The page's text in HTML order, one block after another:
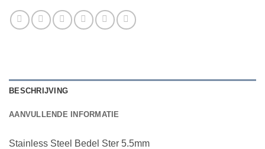
BESCHRIJVING
AANVULLENDE INFORMATIE
Stainless Steel Bedel Ster 5.5mm